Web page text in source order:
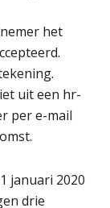
het
uit een hr-
per e-mail
januari 2020
drie